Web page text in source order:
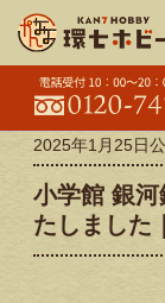
2025年1月25日
小学館 銀
たしました